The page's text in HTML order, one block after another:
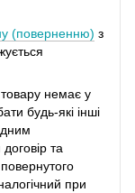
(поверненню) з
немає у
будь-які інші
та
при